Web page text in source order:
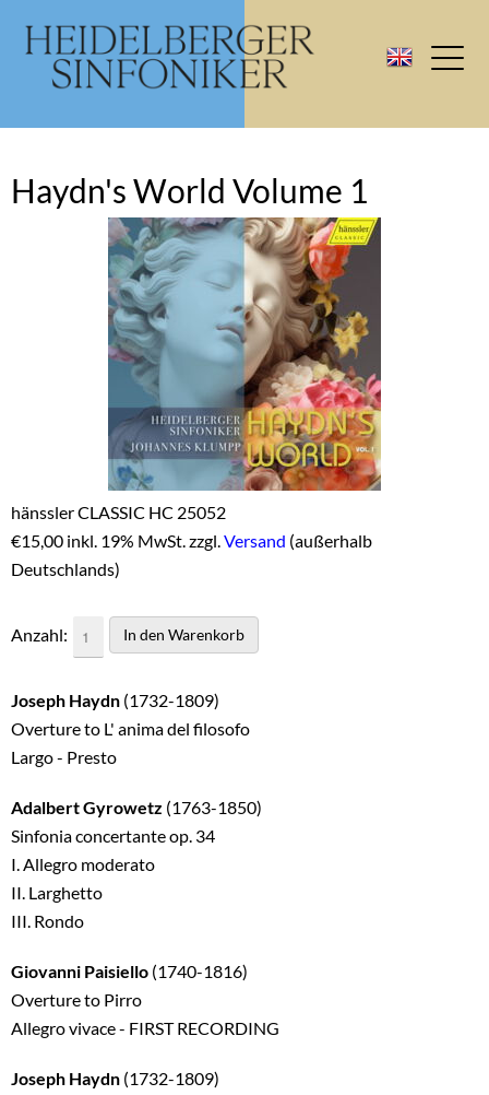
Haydn's World Volume 1
hänssler CLASSIC HC 25052
€15,00 inkl. 19% MwSt. zzgl.Versand (außerhalb
Deutschlands)
Anzahl:
Joseph Haydn (1732-1809)
Overture to L' anima del filosofo
Largo - Presto
Adalbert Gyrowetz (1763-1850)
Sinfonia concertante op. 34
I. Allegro moderato
II. Larghetto
III. Rondo
Giovanni Paisiello (1740-1816)
Overture to Pirro
Allegro vivace - FIRST RECORDING
Joseph Haydn (1732-1809)